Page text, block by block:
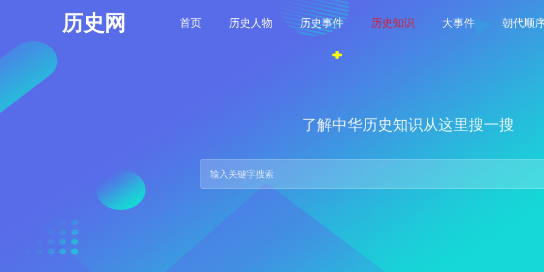
历史网 首页 历史人物 历史事件 历史知识 大事件 朝代顺
了解中华历史知识从这里搜一搜